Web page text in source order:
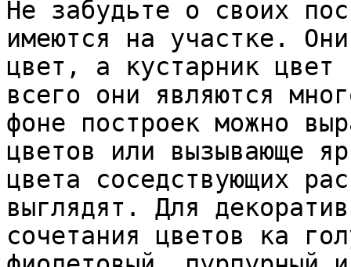
Не забудьте о своих
имеются на участке.
цвет, а кустарник
всего они являются
фоне построек можно
цветов или вызывающе
цвета соседствующих
выглядят. Для
сочетания цветов ка